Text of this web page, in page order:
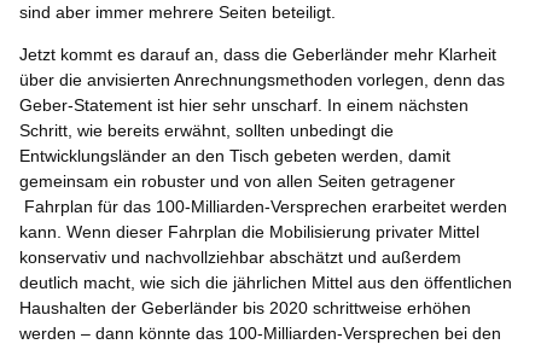
sind aber immer mehrere Seiten beteiligt.
Jetzt kommt es darauf an, dass die Geberländer mehr Klarheit
über die anvisierten Anrechnungsmethoden vorlegen, denn das
Geber-Statement ist hier sehr unscharf. In einem nächsten
Schritt, wie bereits erwähnt, sollten unbedingt die
Entwicklungsländer an den Tisch gebeten werden, damit
gemeinsam ein robuster und von allen Seiten getragener
Fahrplan für das 100-Milliarden-Versprechen erarbeitet werden
kann. Wenn dieser Fahrplan die Mobilisierung privater Mittel
konservativ und nachvollziehbar abschätzt und außerdem
deutlich macht, wie sich die jährlichen Mittel aus den öffentlichen
Haushalten der Geberländer bis 2020 schrittweise erhöhen
werden – dann könnte das 100-Milliarden-Versprechen bei den